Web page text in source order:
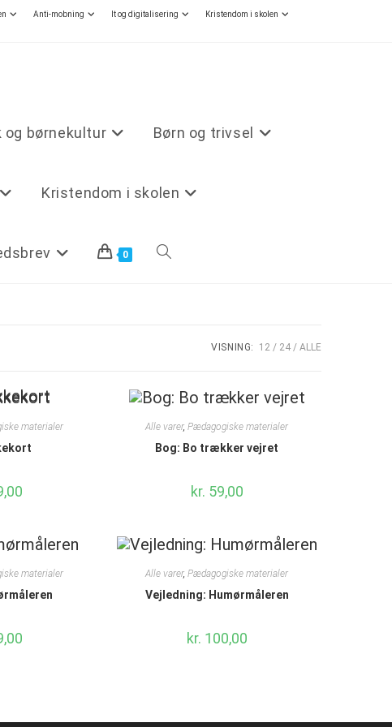
Anti-mobning It og digitalisering
Kristendom i skolen
og børnekultur Børn og trivsel
Kristendom i skolen
0
VISNING: 12 24 ALLE
materialer Alle varer,Pædagogiske materialer
Bog: Bo trækker vejret
kr. 59,00
materialer Alle varer,Pædagogiske materialer
Vejledning: Humørmåleren
kr. 100,00